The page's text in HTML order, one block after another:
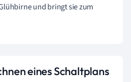
und bringt sie zum
eines Schaltplans